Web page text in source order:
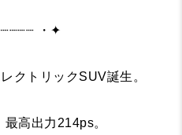
・✦
クトリックSUV誕生。
高出力214ps。